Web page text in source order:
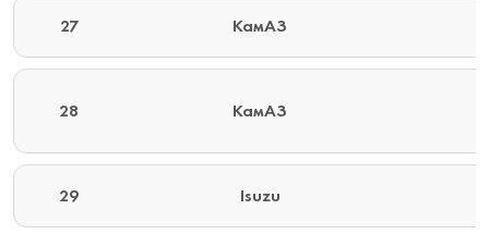
27 КамАЗ
28 КамАЗ
29 Isuzu